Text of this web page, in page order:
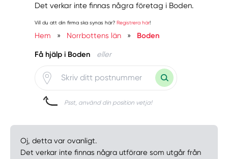
Det verkar inte finnas några företag i Boden.
Vill du att din firma ska synas här? Registrera här!
Hem » Norrbottens län » Boden
Få hjälp i Boden eller
Psst, använd din position vetja!
Oj, detta var ovanligt.
Det verkar inte finnas några utförare som utgår från